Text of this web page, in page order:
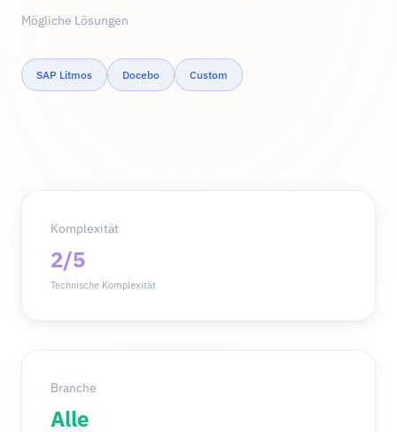
Mögliche Lösungen
SAP Litmos Docebo Custom
Komplexität
2/5
Technische Komplexität
Branche
Alle